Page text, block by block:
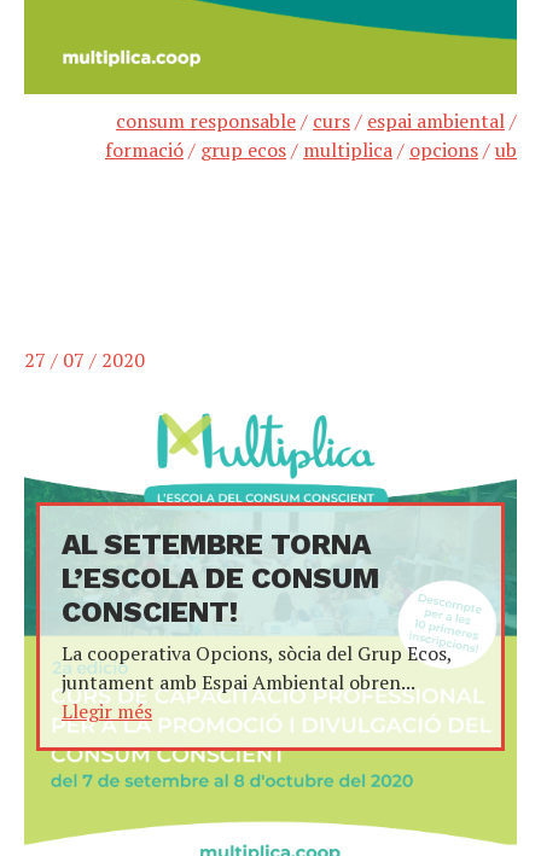
consum responsable/ curs/ espai ambiental/
formació/ grup ecos/ multiplica/ opcions/ub
27 / 07 / 2020
AL SETEMBRE TORNA
L’ESCOLA DE CONSUM
CONSCIENT!
La cooperativa Opcions, sòcia del Grup Ecos,
juntament amb Espai Ambiental obren...
Llegir més